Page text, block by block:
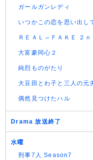
ガールガンレディ
いつかこの恋を思い出し
ＲＥＡＬ⇔ＦＡＫＥ ２ｎ
大富豪同心２
純烈ものがたり
大豆田とわ子と三人の元
偶然見つけたハル
Drama 放送終了
水曜
刑事7人 Season7